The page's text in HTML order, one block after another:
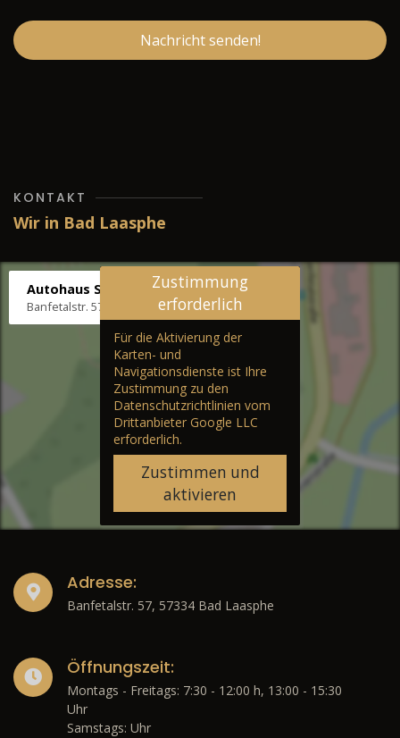
Nachricht senden!
KONTAKT
Wir in Bad Laasphe
Autohaus Stenger
Banfetalstr. 57, 57334 Bad Laasphe
Zustimmung
erforderlich
Für die Aktivierung der
Karten- und
Navigationsdienste ist Ihre
Zustimmung zu den
Datenschutzrichtlinien vom
Drittanbieter Google LLC
erforderlich.
Zustimmen und
aktivieren
Adresse:
Banfetalstr. 57, 57334 Bad Laasphe
Öffnungszeit:
Montags - Freitags: 7:30 - 12:00 h, 13:00 - 15:30
Uhr
Samstags: Uhr